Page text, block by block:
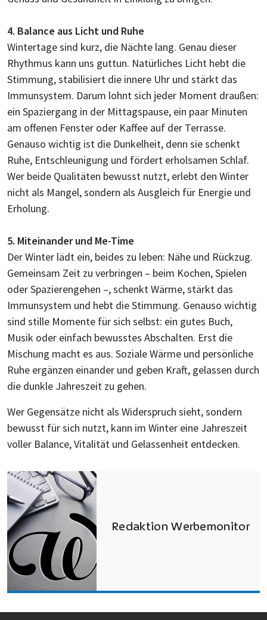
4. Balance aus Licht und Ruhe
Wintertage sind kurz, die Nächte lang. Genau dieser
Rhythmus kann uns guttun. Natürliches Licht hebt die
Stimmung, stabilisiert die innere Uhr und stärkt das
Immunsystem. Darum lohnt sich jeder Moment draußen:
ein Spaziergang in der Mittagspause, ein paar Minuten
am offenen Fenster oder Kaffee auf der Terrasse.
Genauso wichtig ist die Dunkelheit, denn sie schenkt
Ruhe, Entschleunigung und fördert erholsamen Schlaf.
Wer beide Qualitäten bewusst nutzt, erlebt den Winter
nicht als Mangel, sondern als Ausgleich für Energie und
Erholung.
5. Miteinander und Me-Time
Der Winter lädt ein, beides zu leben: Nähe und Rückzug.
Gemeinsam Zeit zu verbringen – beim Kochen, Spielen
oder Spazierengehen –, schenkt Wärme, stärkt das
Immunsystem und hebt die Stimmung. Genauso wichtig
sind stille Momente für sich selbst: ein gutes Buch,
Musik oder einfach bewusstes Abschalten. Erst die
Mischung macht es aus. Soziale Wärme und persönliche
Ruhe ergänzen einander und geben Kraft, gelassen durch
die dunkle Jahreszeit zu gehen.
Wer Gegensätze nicht als Widerspruch sieht, sondern
bewusst für sich nutzt, kann im Winter eine Jahreszeit
voller Balance, Vitalität und Gelassenheit entdecken.
Redaktion Werbemonitor